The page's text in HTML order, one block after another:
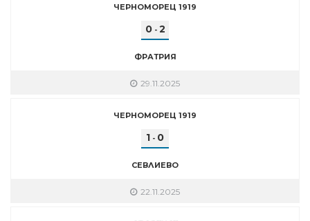
ЧЕРНОМОРЕЦ 1919
0- 2
ФРАТРИЯ
29.11.2025
ЧЕРНОМОРЕЦ 1919
1 - 0
СЕВЛИЕВО
22.11.2025